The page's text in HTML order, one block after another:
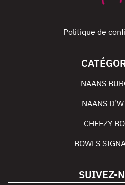
Politique de
NAANS
NAANS
CHEEZY
BOWLS
SUIVEZ-